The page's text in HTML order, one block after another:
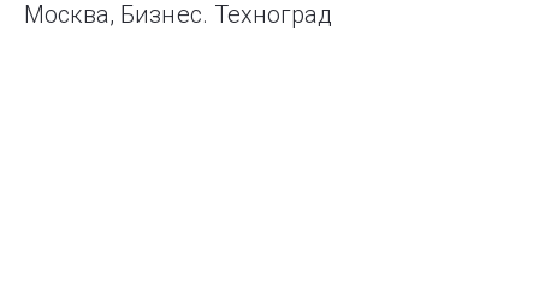
Москва, Бизнес. Техноград